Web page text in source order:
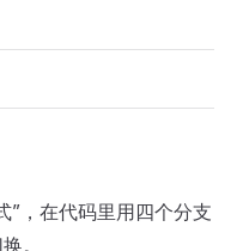
”，在代码里用四个分支
。